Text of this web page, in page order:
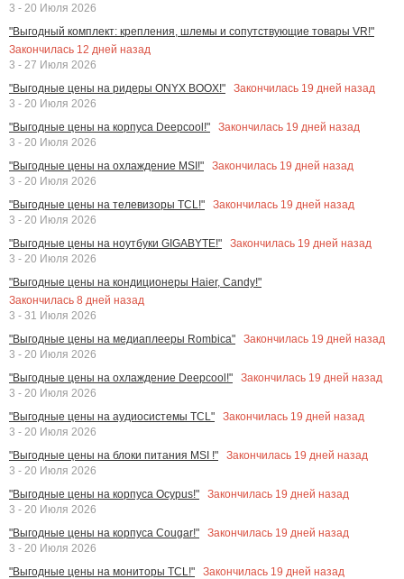
3 - 20 Июля 2026
"Выгодный комплект: крепления, шлемы и сопутствующие товары VR!"
Закончилась 12 дней назад
3 - 27 Июля 2026
"Выгодные цены на ридеры ONYX BOOX!"
Закончилась 19 дней назад
3 - 20 Июля 2026
"Выгодные цены на корпуса Deepcool!"
Закончилась 19 дней назад
3 - 20 Июля 2026
"Выгодные цены на охлаждение MSI!"
Закончилась 19 дней назад
3 - 20 Июля 2026
"Выгодные цены на телевизоры TCL!"
Закончилась 19 дней назад
3 - 20 Июля 2026
"Выгодные цены на ноутбуки GIGABYTE!"
Закончилась 19 дней назад
3 - 20 Июля 2026
"Выгодные цены на кондиционеры Haier, Candy!"
Закончилась 8 дней назад
3 - 31 Июля 2026
"Выгодные цены на медиаплееры Rombica"
Закончилась 19 дней назад
3 - 20 Июля 2026
"Выгодные цены на охлаждение Deepcool!"
Закончилась 19 дней назад
3 - 20 Июля 2026
"Выгодные цены на аудиосистемы TCL"
Закончилась 19 дней назад
3 - 20 Июля 2026
"Выгодные цены на блоки питания MSI !"
Закончилась 19 дней назад
3 - 20 Июля 2026
"Выгодные цены на корпуса Ocypus!"
Закончилась 19 дней назад
3 - 20 Июля 2026
"Выгодные цены на корпуса Cougar!"
Закончилась 19 дней назад
3 - 20 Июля 2026
"Выгодные цены на мониторы TCL!"
Закончилась 19 дней назад